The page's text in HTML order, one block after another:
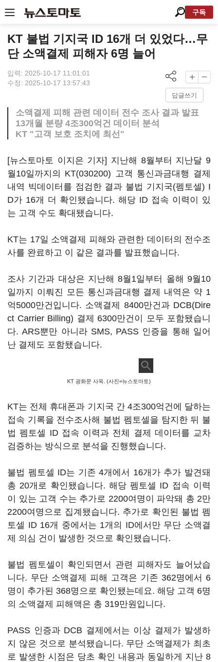
구독
KT 불법 기지국 ID 16개 더 있었다…무
단 소액결제 피해자 6명 늘어
입력: 2025-10-17 11:01:01
수정: 2025-10-17 13:57:43
답글쓰기
소액결제 피해 관련 데이터 전수 조사 결과 발표
13개월 분량 4조300억건 데이터 분석
KT "고객 보호 조치에 최선"
[뉴스토마토 이지은 기자] 지난해 8월부터 지난달 9
월10일까지의 KT(030200) 고객 통신과금대행 결제
내역 빅데이터를 점검한 결과 불법 기지국(펨토셀) I
D가 16개 더 확인됐습니다. 해당 ID 접속 이력이 있
는 고객 수도 확대됐습니다.
KT는 17일 소액결제 피해와 관련한 데이터의 전수조
사를 완료하고 이 같은 결과를 발표했습니다.
조사 기간과 대상은 지난해 8월1일부터 올해 9월10
일까지 이뤄진 모든 통신과금대행 결제 내역은 약 1
억5000만건입니다. 소액결제 8400만건과 DCB(Dire
ct Carrier Billing) 결제 6300만건이 모두 포함됐습니
다. ARS뿐만 아니라 SMS, PASS 인증을 통해 일어
난 결제도 포함됐습니다.
KT 광화문 사옥. (사진=뉴스토마토)
KT는 전체 휴대폰과 기지국 간 4조300억건에 달하는
접속 기록을 전수조사해 불법 펨토셀을 탐지한 뒤 불
법 펨토셀 ID 접속 이력과 전체 결제 데이터를 교차
검증하는 방식으로 분석을 진행했습니다.
불법 펨토셀 ID는 기존 4개에서 16개가 추가 발견돼
총 20개로 확인됐습니다. 해당 펨토셀 ID 접속 이력
이 있는 고객 수는 추가로 2200여명이 파악돼 총 2만
2200여명으로 집계됐습니다. 추가로 확인된 불법 펨
토셀 ID 16개 중에서는 1개의 ID에서만 무단 소액결
제 의심 건이 발생한 것으로 확인됐습니다.
불법 펨토셀이 확인되면서 관련 피해자도 늘어났습
니다. 무단 소액결제 피해 고객은 기존 362명에서 6
명이 추가된 368명으로 확인됐는데요. 해당 고객 6명
의 소액결제 피해액은 총 319만원입니다.
PASS 인증과 DCB 결제에서는 이상 결제가 발생하
지 않은 것으로 분석됐습니다. 무단 소액결제가 최초
로 발생한 시점은 당초 확인 내용과 동일하게 지난 8